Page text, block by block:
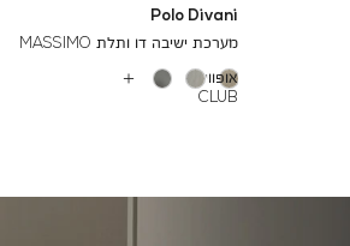
Polo Divani
מערכת ישיבה דו ותלת MASSIMO
אופוויט
CLUB